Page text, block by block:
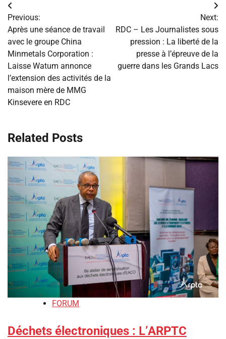
Navigation
de
l’article
Previous:
Après une séance de travail
avec le groupe China
Minmetals Corporation :
Laisse Watum annonce
l’extension des activités de la
maison mère de MMG
Kinsevere en RDC
Next:
RDC – Les Journalistes sous
pression : La liberté de la
presse à l’épreuve de la
guerre dans les Grands Lacs
Related Posts
FORUM
Déchets électroniques : L’ARPTC